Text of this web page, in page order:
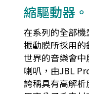
縮驅動器。
在系列的全部
振動膜所採用
世界的音樂會
喇叭，由JBL
誇稱具有高解